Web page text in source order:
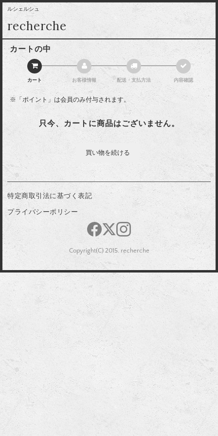
ルシェルシュ
recherche
カートの中
カート お客様情報 配送・支払方法 内容確認
※「ポイント」は会員のみ付与されます。
只今、カートに商品はございません。
特定商取引法に基づく表記
プライバシーポリシー
Copyright(C) 2015. recherche